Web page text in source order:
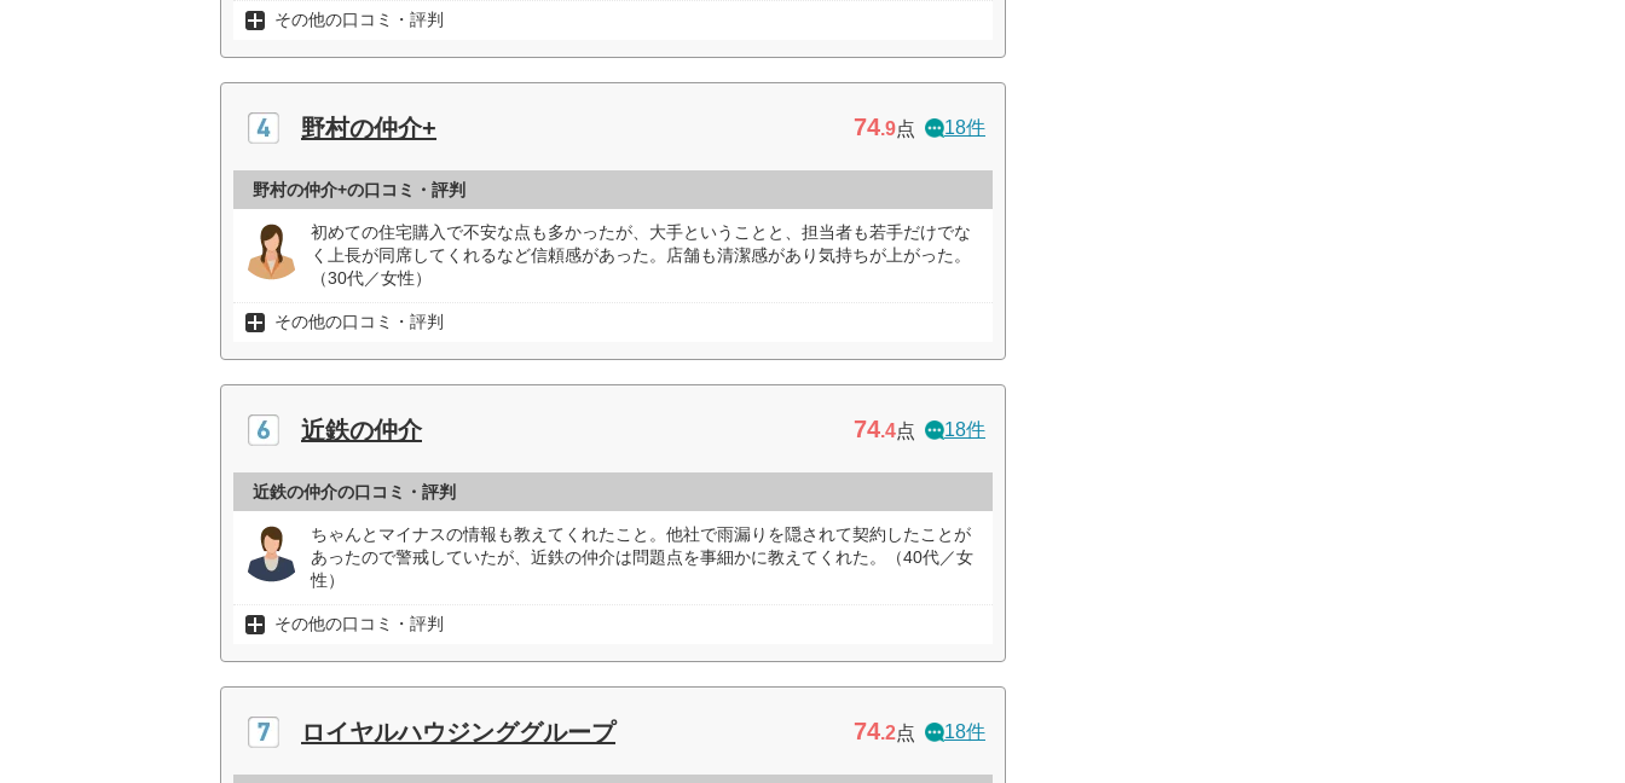
その他の口コミ・評判
野村の仲介+ 74.9点 18件
野村の仲介+の口コミ・評判
初めての住宅購入で不安な点も多かったが、大手ということと、担当者も若手だけでな
く上長が同席してくれるなど信頼感があった。店舗も清潔感があり気持ちが上がった。
（30代／女性）
その他の口コミ・評判
近鉄の仲介 74.4点 18件
近鉄の仲介の口コミ・評判
ちゃんとマイナスの情報も教えてくれたこと。他社で雨漏りを隠されて契約したことが
あったので警戒していたが、近鉄の仲介は問題点を事細かに教えてくれた。（40代／女
性）
その他の口コミ・評判
ロイヤルハウジンググループ 74.2点 18件